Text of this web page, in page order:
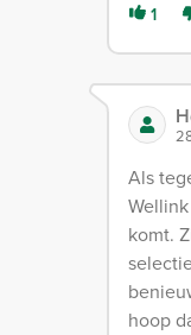
1
Als
komt.
hoop